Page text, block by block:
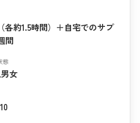
各約1.5時間）＋自宅でのサプ
間
態
女